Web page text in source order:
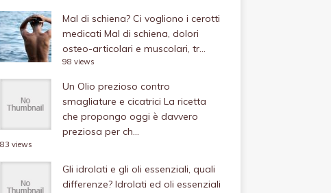
Mal di schiena? Ci vogliono i cerotti
medicati Mal di schiena, dolori
osteo-articolari e muscolari, tr...
98 views
Un Olio prezioso contro
smagliature e cicatrici La ricetta
che propongo oggi è davvero
preziosa per ch...
83 views
Gli idrolati e gli oli essenziali, quali
differenze? Idrolati ed oli essenziali